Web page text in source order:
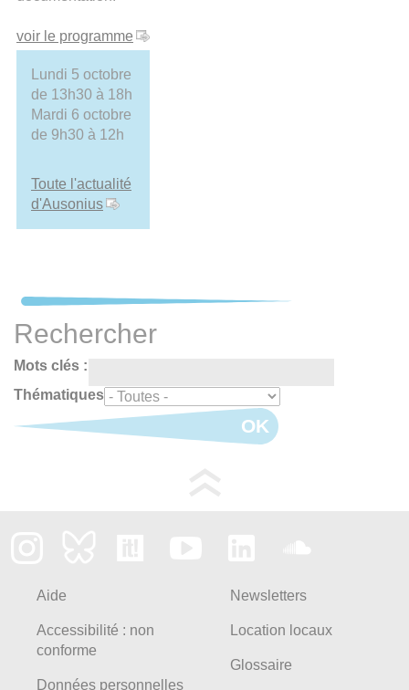
voir le programme
Lundi 5 octobre
de 13h30 à 18h
Mardi 6 octobre
de 9h30 à 12h
Toute l'actualité
d'Ausonius
Rechercher
Mots clés :
Thématiques
OK
Aide
Accessibilité : non
conforme
Données personnelles
Newsletters
Location locaux
Glossaire